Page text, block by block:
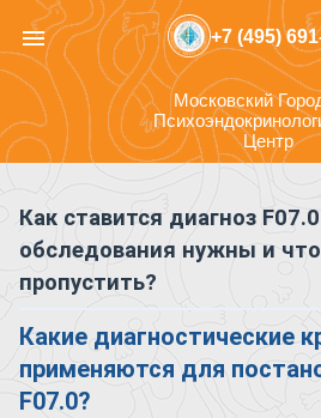
menu +7 (495)
Московский
Центр
Как ставится диагноз
обследования нужны и
пропустить?
Какие диагностические
применяются для
F07.0?